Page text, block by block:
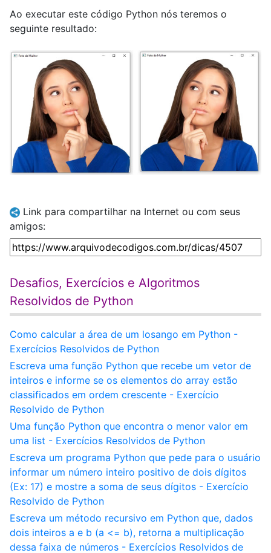
Ao executar este código Python nós teremos o
seguinte resultado:
Link para compartilhar na Internet ou com seus
amigos:
Desafios, Exercícios e Algoritmos
Resolvidos de Python
Como calcular a área de um losango em Python -
Exercícios Resolvidos de Python
Escreva uma função Python que recebe um vetor de
inteiros e informe se os elementos do array estão
classificados em ordem crescente - Exercício
Resolvido de Python
Uma função Python que encontra o menor valor em
uma list - Exercícios Resolvidos de Python
Escreva um programa Python que pede para o usuário
informar um número inteiro positivo de dois dígitos
(Ex: 17) e mostre a soma de seus dígitos - Exercício
Resolvido de Python
Escreva um método recursivo em Python que, dados
dois inteiros a e b (a <= b), retorna a multiplicação
dessa faixa de números - Exercícios Resolvidos de